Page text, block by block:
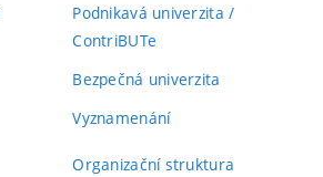
Podnikavá univerzita /
ContriBUTe
Bezpečná univerzita
Vyznamenání
Organizační struktura